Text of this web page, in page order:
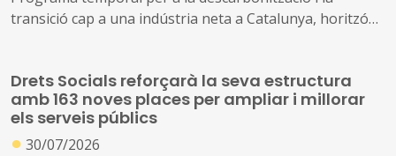
transició cap a una indústria neta a Catalunya, horitzó
Drets Socials reforçarà la seva estructura
amb 163 noves places per ampliar i millorar
els serveis públics
● 30/07/2026